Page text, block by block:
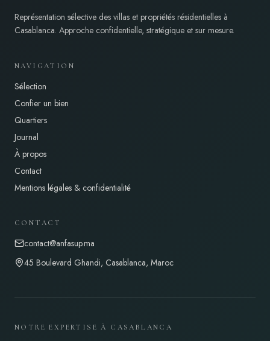
Représentation sélective des villas et propriétés résidentielles à
Casablanca. Approche confidentielle, stratégique et sur mesure.
NAVIGATION
Sélection
Confier un bien
Quartiers
Journal
À propos
Contact
Mentions légales & confidentialité
CONTACT
contact@anfasup.ma
45 Boulevard Ghandi, Casablanca, Maroc
NOTRE EXPERTISE À CASABLANCA